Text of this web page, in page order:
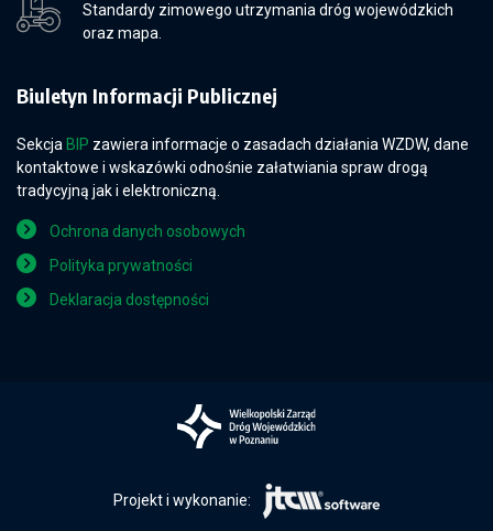
Standardy zimowego utrzymania dróg wojewódzkich
oraz mapa.
Biuletyn Informacji Publicznej
Sekcja BIP zawiera informacje o zasadach działania WZDW, dane
kontaktowe i wskazówki odnośnie załatwiania spraw drogą
tradycyjną jak i elektroniczną.
Ochrona danych osobowych
Polityka prywatności
Deklaracja dostępności
Projekt i wykonanie: